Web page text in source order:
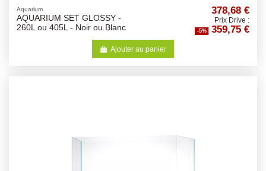
Aquarium
AQUARIUM SET GLOSSY -
260L ou 405L - Noir ou Blanc
378,68 €
Prix Drive :
-5% 359,75 €
Ajouter au panier